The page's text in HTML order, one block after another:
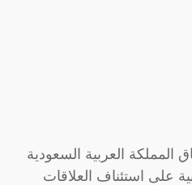
المملكة العربية السعودية
على استئناف العلاقات